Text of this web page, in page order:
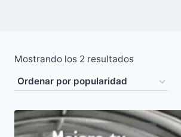
Mostrando los 2 resultadosOrdenado
popularidad